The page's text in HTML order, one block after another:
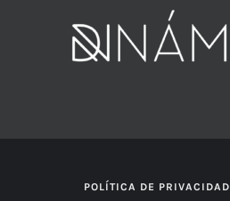
POLÍTICA DE PRIVACIDAD